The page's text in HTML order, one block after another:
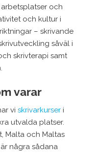
och
och kultur i
– skrivande
såväl i
skrivterapi samt
varar
vi skrivarkurser i
utvalda platser.
Malta och Maltas
några sådana